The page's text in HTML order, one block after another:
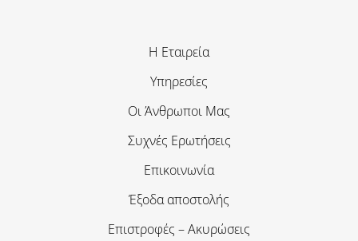
Η Εταιρεία
Υπηρεσίες
Οι Άνθρωποι Μας
Συχνές Ερωτήσεις
Επικοινωνία
Έξοδα αποστολής
Επιστροφές – Ακυρώσεις